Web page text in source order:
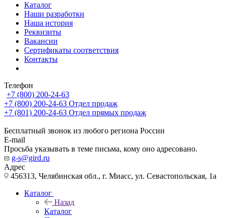
Каталог
Наши разработки
Наша история
Реквизиты
Вакансии
Сертификаты соответствия
Контакты
Телефон
+7 (800) 200-24-63
+7 (800) 200-24-63 Отдел продаж
+7 (801) 200-24-63 Отдел прямых продаж
Бесплатный звонок из любого региона России
E-mail
Просьба указывать в теме письма, кому оно адресовано.
g-s@gird.ru
Адрес
456313, Челябинская обл., г. Миасс, ул. Севастопольская, 1а
Каталог
Назад
Каталог